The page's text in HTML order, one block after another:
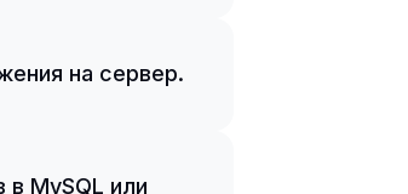
на сервер.
MySQL или